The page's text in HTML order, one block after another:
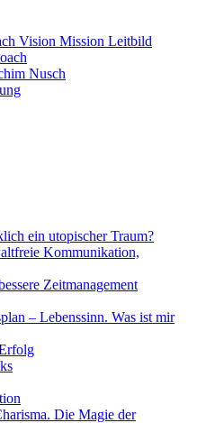
Vision Mission Leitbild
Nusch
ein utopischer Traum?
Kommunikation,
Zeitmanagement
– Lebenssinn. Was ist mir
Die Magie der